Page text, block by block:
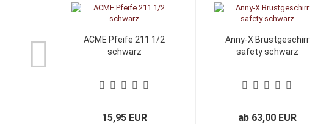
ACME Pfeife 211 1/2
schwarz
15,95 EUR
Anny-X Brustgeschirr
safety schwarz
ab 63,00 EUR